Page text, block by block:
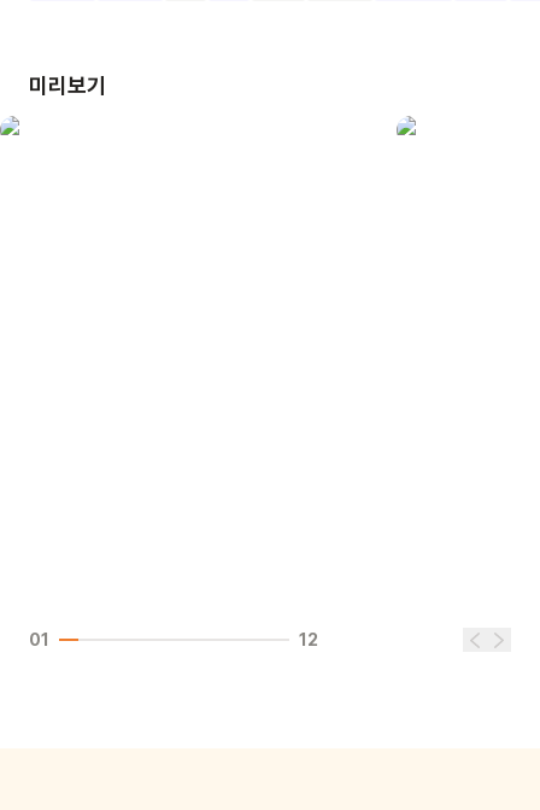
재미있는 이야기로 아이들의 눈길을 사로잡아요. 또한 글이 적어
그림만으로도 내용을 이해할 수 있어 아이들의 상상력을
미리보기
01 12